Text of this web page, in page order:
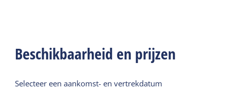
Beschikbaarheid en prijzen
Selecteer een aankomst- en vertrekdatum